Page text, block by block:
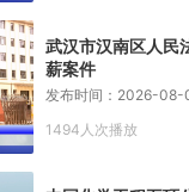
武汉市汉南区人民
薪案件
发布时间：2026-08-
1494人次播放